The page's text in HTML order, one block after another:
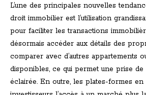
L’une des principales nouvelles
droit immobilier est l’utilisation
pour faciliter les transactions
désormais accéder aux détails des
comparer avec d’autres appartements
disponibles, ce qui permet une prise de
éclairée. En outre, les plates-formes